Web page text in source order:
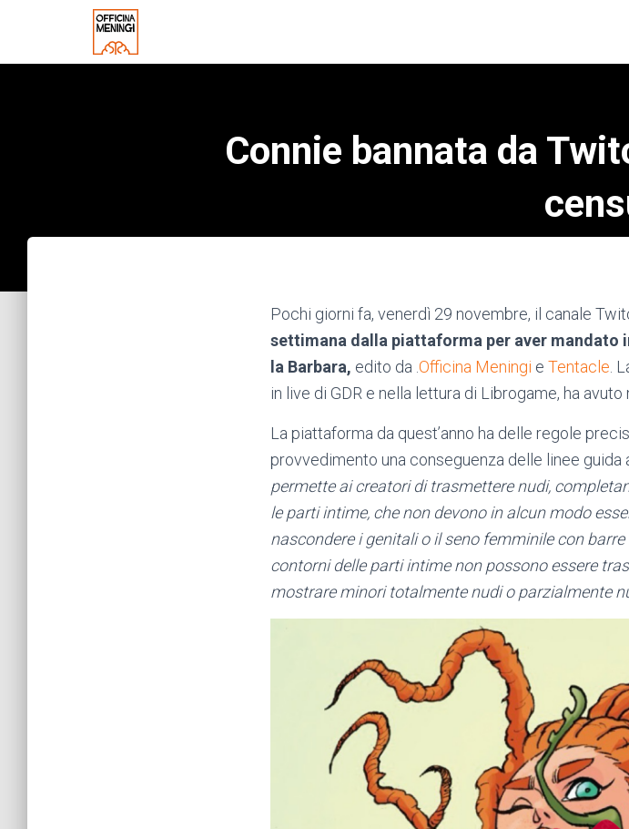
Connie bannata da
Pochi giorni fa, venerdì 29 novembre, il canale
settimana dalla piattaforma per aver mandato
la Barbara, edito da . Officina Meningi e Tentacle .
in live di GDR e nella lettura di Librogame, ha
La piattaforma da quest’anno ha delle regole
provvedimento una conseguenza delle linee guida
permette ai creatori di trasmettere nudi,
le parti intime, che non devono in alcun modo
nascondere i genitali o il seno femminile con
contorni delle parti intime non possono essere
mostrare minori totalmente nudi o parzialmente